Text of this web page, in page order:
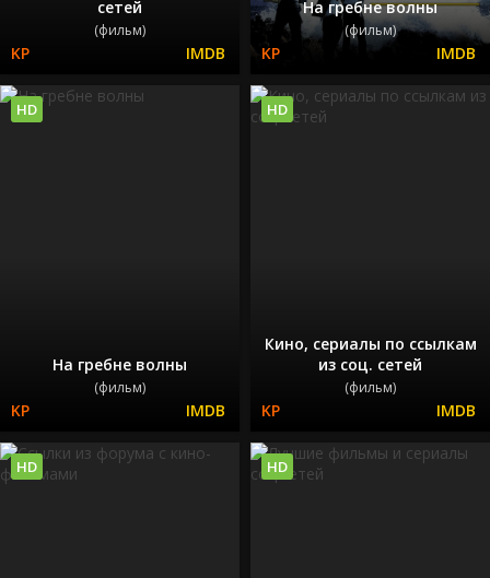
сетей
(фильм)
На гребне волны
(фильм)
На гребне волны
(фильм)
HD
Кино, сериалы по ссылкам
из соц. сетей
(фильм)
HD
HD HD